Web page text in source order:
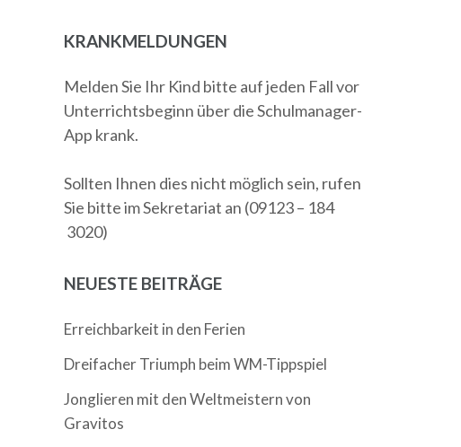
KRANKMELDUNGEN
Melden Sie Ihr Kind bitte auf jeden Fall vor
Unterrichtsbeginn über die Schulmanager-
App krank.
Sollten Ihnen dies nicht möglich sein, rufen
Sie bitte im Sekretariat an (09123 – 184
3020)
NEUESTE BEITRÄGE
Erreichbarkeit in den Ferien
Dreifacher Triumph beim WM-Tippspiel
Jonglieren mit den Weltmeistern von
Gravitos